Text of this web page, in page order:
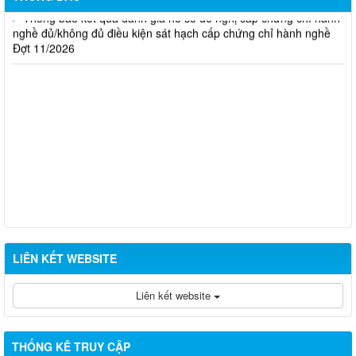
nghề đủ/không đủ điều kiện sát hạch cấp chứng chỉ hành nghề
Đợt 11/2026
LIÊN KẾT WEBSITE
Liên kết website
THỐNG KÊ TRUY CẬP